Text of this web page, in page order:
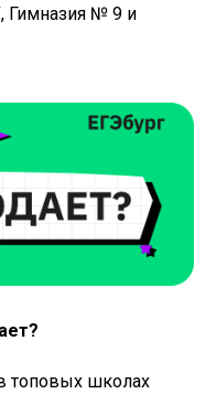
Гимназия № 9 и
топовых школах